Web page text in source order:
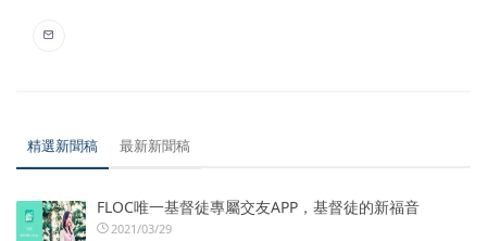
精選新聞稿 最新新聞稿
FLOC唯一基督徒專屬交友APP，基督徒的新福音
2021/03/29